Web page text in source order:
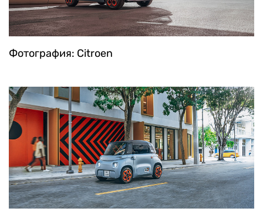
Фотография: Citroen